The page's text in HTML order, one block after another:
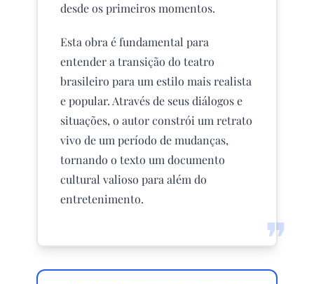
❞
desde os primeiros momentos.
Esta obra é fundamental para
entender a transição do teatro
brasileiro para um estilo mais realista
e popular. Através de seus diálogos e
situações, o autor constrói um retrato
vivo de um período de mudanças,
tornando o texto um documento
cultural valioso para além do
entretenimento.